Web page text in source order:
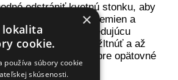
odstrániť kvetnú stonku, aby
nevysilila tvorbou semien a
do cibule na nasledujúcu
prirodzene zožltnúť a až
čo je kľúčové pre opätovné
×
lokalita
cookie.
používa súbory cookie
skúsenosti.